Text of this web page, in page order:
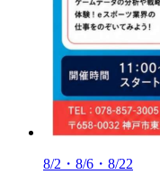
8/2・8/6・8/22